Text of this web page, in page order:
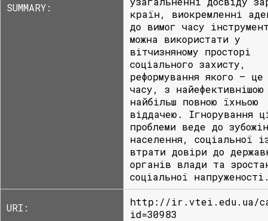
SUMMARY:
країн, виокремленні
до вимог часу
можна використати у
вітчизняному просторі
соціального захисту,
реформування якого – це
часу, з
найбільш повною їхньою
віддачею. Ігнорування
проблеми веде до
населення, соціальної
втрати довіри до
органів влади та
соціальної
URI:
http://ir.vtei.edu.ua/
id=30983